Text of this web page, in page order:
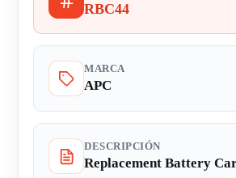
RBC44
MARCA
APC
DESCRIPCIÓN
Replacement Battery